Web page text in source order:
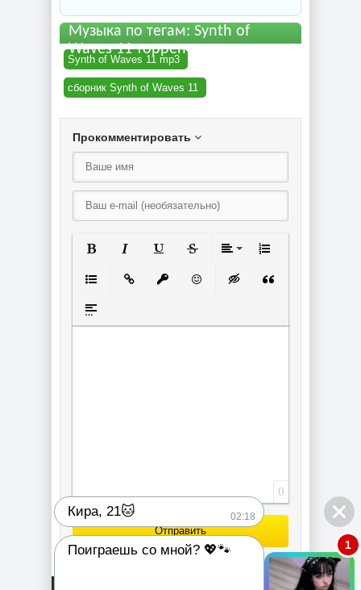
Музыка по тегам: Synth of
Waves 11 торрент
Synth of Waves 11 mp3
сборник Synth of Waves 11
Прокомментировать
Вставка спойлера
0
Отправить
Кира, 21🐱 02:18
Поиграешь со мной? 💖🐾 1